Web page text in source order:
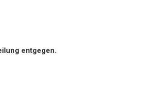
entgegen.